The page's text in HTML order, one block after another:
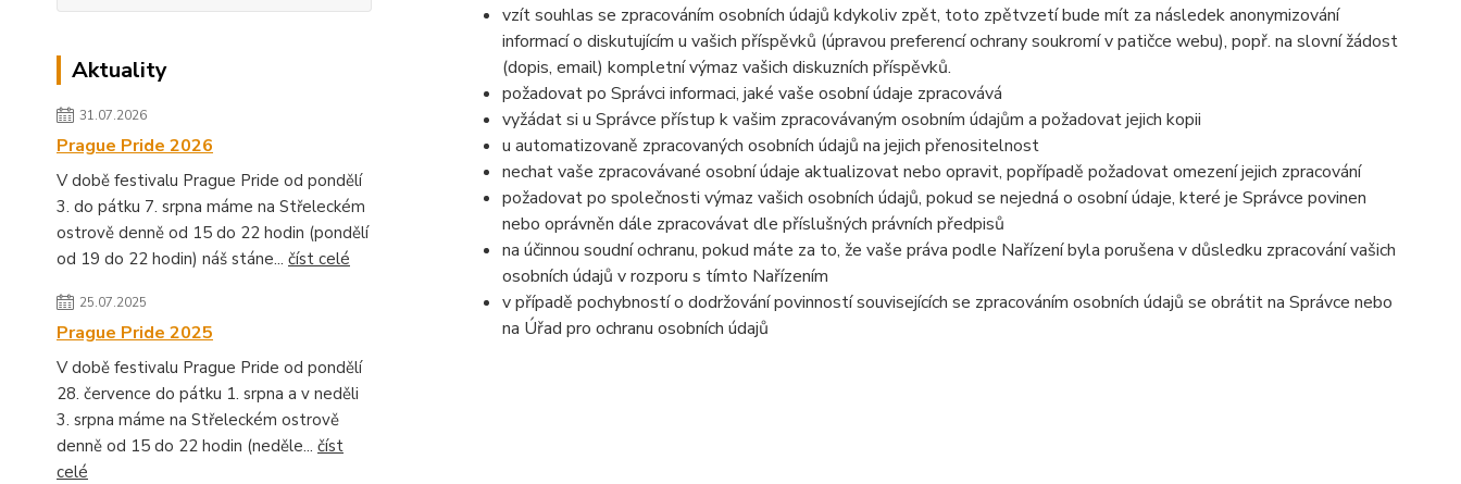
Aktuality
31.07.2026
Prague Pride 2026
V době festivalu Prague Pride od pondělí
3. do pátku 7. srpna máme na Střeleckém
ostrově denně od 15 do 22 hodin (pondělí
od 19 do 22 hodin) náš stáne... číst celé
25.07.2025
Prague Pride 2025
V době festivalu Prague Pride od pondělí
28. července do pátku 1. srpna a v neděli
3. srpna máme na Střeleckém ostrově
denně od 15 do 22 hodin (neděle... číst
celé
vzít souhlas se zpracováním osobních údajů kdykoliv zpět, toto zpětvzetí bude mít za následekanonymizování
informací o diskutujícím u vašich příspěvků (úpravou preferencí ochrany soukromí v patičce webu), popř. na slovní žádost
(dopis, email) kompletní výmaz vašich diskuzních příspěvků.
požadovat po Správci informaci, jaké vaše osobní údaje zpracovává
vyžádat si u Správce přístup k vašim zpracovávaným osobním údajům a požadovat jejich kopii
u automatizovaně zpracovaných osobních údajů na jejich přenositelnost
nechat vaše zpracovávané osobní údaje aktualizovat nebo opravit, popřípadě požadovat omezení jejich zpracování
požadovat po společnosti výmaz vašich osobních údajů, pokud se nejedná o osobní údaje, které je Správce povinen
nebo oprávněn dále zpracovávat dle příslušných právních předpisů
na účinnou soudní ochranu, pokud máte za to, že vaše práva podle Nařízení byla porušena v důsledku zpracování vašich
osobních údajů v rozporu s tímto Nařízením
v případě pochybností o dodržování povinností souvisejících se zpracováním osobních údajů se obrátit na Správce nebo
na Úřad pro ochranu osobních údajů